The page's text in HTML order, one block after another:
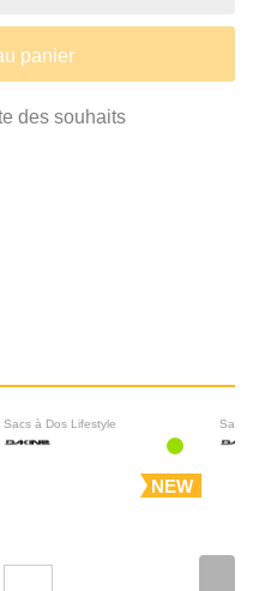
panier
des souhaits
Sacs à Dos Lifestyle
NEW
Sacs